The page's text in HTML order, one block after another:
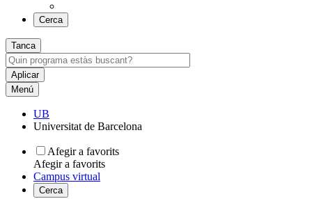
Cerca
Tanca
Menú
UB
Universitat de Barcelona
Afegir a favorits
Afegir a favorits
Campus virtual
Cerca